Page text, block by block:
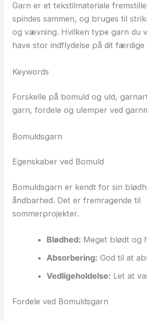
Garn er et tekstilmateriale
spindes sammen, og bruges til
og vævning. Hvilken type garn du
have stor indflydelse på dit færdige
Keywords
Forskelle på bomuld og uld,
garn, fordele og ulemper ved
Bomuldsgarn
Egenskaber ved Bomuld
Bomuldsgarn er kendt for sin
åndbarhed. Det er fremragende til
sommerprojekter.
Blødhed: Meget blødt og
Absorbering: God til at
Vedligeholdelse: Let at
Fordele ved Bomuldsgarn